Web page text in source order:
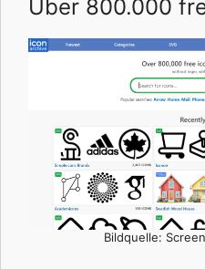
Über 800.000
Bildquelle: